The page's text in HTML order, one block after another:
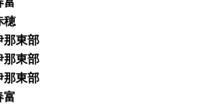
穂
東部
那東部
東部
富